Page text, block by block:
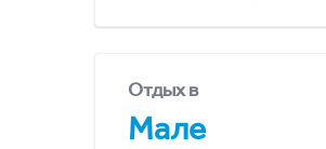
Отдых в
Мале